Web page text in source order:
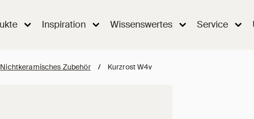
Inspiration Wissenswertes Service
Nichtkeramisches Zubehör / Kurzrost W4v